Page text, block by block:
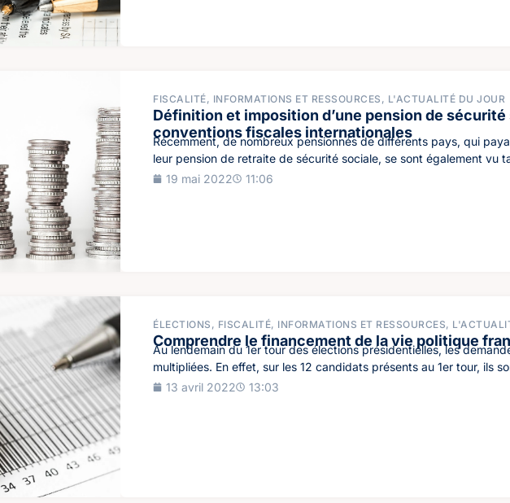
FISCALITÉ, INFORMATIONS ET RESSOURCES , L'ACTUALITÉ DU JOUR
Définition et imposition d’une pension de
conventions fiscales internationales
Récemment, de nombreux pensionnés de différents pays, qui
leur pension de retraite de sécurité sociale, se sont également vu
19 mai 2022
11:06
ÉLECTIONS , FISCALITÉ, INFORMATIONS ET RESSOURCES,
Comprendre le financement de la vie politique
Au lendemain du 1er tour des élections présidentielles, les
multipliées. En effet, sur les 12 candidats présents au 1er tour, ils
13 avril 2022
13:03